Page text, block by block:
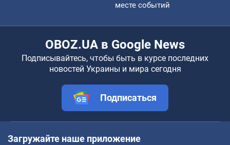
месте событий
OBOZ.UA в Google News
Подписывайтесь, чтобы быть в курсе последних
новостей Украины и мира сегодня
Подписаться
Загружайте наше приложение